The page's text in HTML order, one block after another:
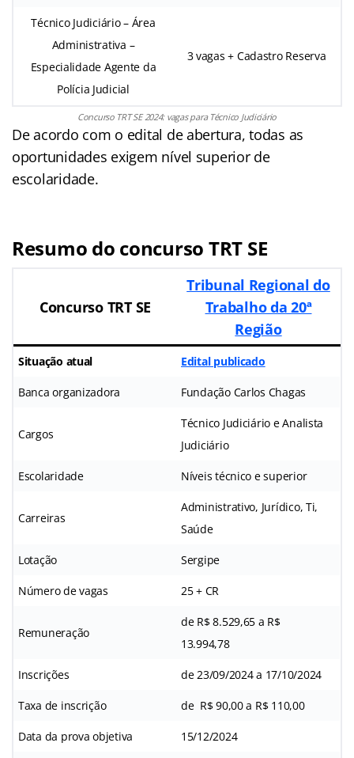
Técnico Judiciário – Área
Administrativa –
Especialidade Agente da
Polícia Judicial
3 vagas + Cadastro Reserva
Concurso TRT SE 2024: vagas para Técnico Judiciário
De acordo com o edital de abertura, todas as
oportunidades exigem nível superior de
escolaridade.
Resumo do concurso TRT SE
Concurso TRT SE
Tribunal Regional do
Trabalho da 20ª
Região
Situação atual Edital publicado
Banca organizadora Fundação Carlos Chagas
Cargos
Técnico Judiciário e Analista
Judiciário
Escolaridade Níveis técnico e superior
Carreiras
Administrativo, Jurídico, Ti,
Saúde
Lotação Sergipe
Número de vagas 25 + CR
Remuneração
de R$ 8.529,65 a R$
13.994,78
Inscrições de 23/09/2024 a 17/10/2024
Taxa de inscrição de R$ 90,00 a R$ 110,00
Data da prova objetiva 15/12/2024